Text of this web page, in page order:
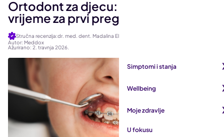
Simptomi i stanja
Bubrezi i mokraćni sustav
Dišni sustav
Wellbeing
Moje zdravlje
Pogledaj sve iz kategorije
U fokusu
Ortodont za djecu: Kada je pravo
vrijeme za prvi pregled
Stručna recenzija:dr. med. dent. Madalina Elena Gorečan
Autor: Meddox
Ažurirano: 2. travnja 2026.